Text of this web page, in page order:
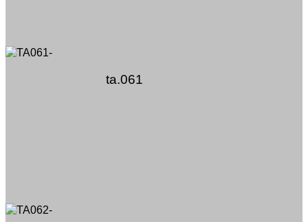
ta.061